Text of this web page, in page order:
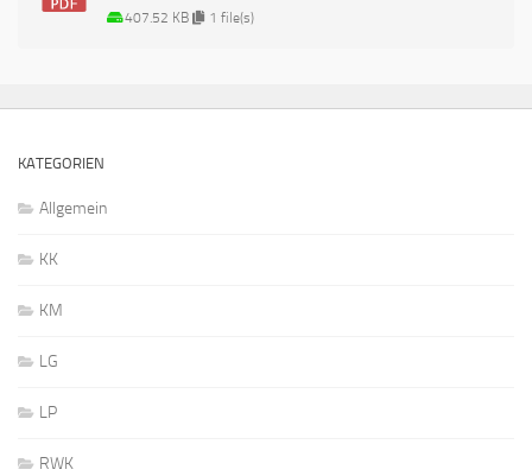
407.52 KB 1 file(s)
KATEGORIEN
Allgemein
KK
KM
LG
LP
RWK